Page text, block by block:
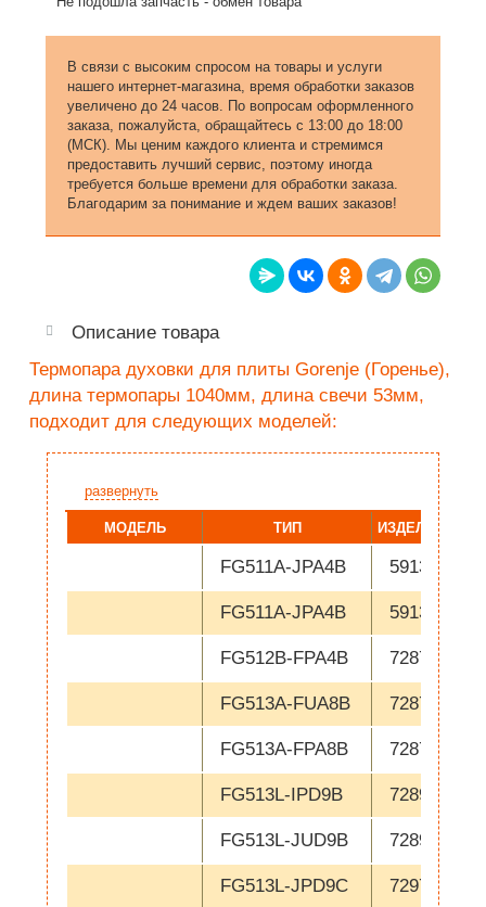
В связи с высоким спросом на товары и услуги
нашего интернет-магазина, время обработки заказов
увеличено до 24 часов. По вопросам оформленного
заказа, пожалуйста, обращайтесь с 13:00 до 18:00
(МСК). Мы ценим каждого клиента и стремимся
предоставить лучший сервис, поэтому иногда
требуется больше времени для обработки заказа.
Благодарим за понимание и ждем ваших заказов!
Описание товара
Термопара духовки для плиты Gorenje (Горенье),
длина термопары 1040мм, длина свечи 53мм,
подходит для следующих моделей:
развернуть
МОДЕЛЬ ТИП ИЗДЕЛИЕ
FG511A-JPA4B 591380
FG511A-JPA4B 591381
FG512B-FPA4B 728710
FG513A-FUA8B 728736
FG513A-FPA8B 728737
FG513L-IPD9B 728911
FG513L-JUD9B 728912
FG513L-JPD9C 729789